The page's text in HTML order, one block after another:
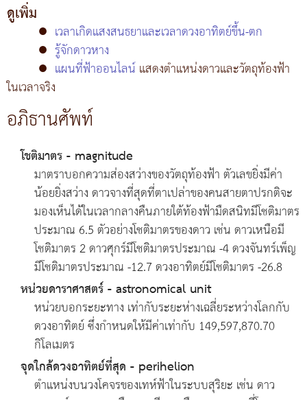
ดูเพิ่ม
● เวลาเกิดแสงสนธยาและเวลาดวงอาทิตย์ขึ้น-ตก
● รู้จักดาวหาง
● แผนที่ฟ้าออนไลน์แสดงตำแหน่งดาวและวัตถุท้องฟ้า
ในเวลาจริง
อภิธานศัพท์
โชติมาตร - magnitude
มาตราบอกความส่องสว่างของวัตถุท้องฟ้า ตัวเลขยิ่งมีค่า
น้อยยิ่งสว่าง ดาวจางที่สุดที่ตาเปล่าของคนสายตาปรกติจะ
มองเห็นได้ในเวลากลางคืนภายใต้ท้องฟ้ามืดสนิทมีโชติมาตร
ประมาณ 6.5 ตัวอย่างโชติมาตรของดาว เช่น ดาวเหนือมี
โชติมาตร 2 ดาวศุกร์มีโชติมาตรประมาณ -4 ดวงจันทร์เพ็ญ
มีโชติมาตรประมาณ -12.7 ดวงอาทิตย์มีโชติมาตร -26.8
หน่วยดาราศาสตร์ - astronomical unit
หน่วยบอกระยะทาง เท่ากับระยะห่างเฉลี่ยระหว่างโลกกับ
ดวงอาทิตย์ ซึ่งกำหนดให้มีค่าเท่ากับ 149,597,870.70
กิโลเมตร
จุดใกล้ดวงอาทิตย์ที่สุด - perihelion
ตำแหน่งบนวงโคจรของเทห์ฟ้าในระบบสุริยะ เช่น ดาว